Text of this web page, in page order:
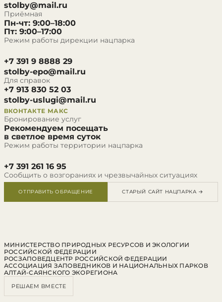
stolby@mail.ru
Приёмная
Пн-чт: 9:00–18:00
Пт: 9:00–17:00
Режим работы дирекции нацпарка
+7 391 9 8888 29
stolby-epo@mail.ru
Для справок
+7 913 830 52 03
stolby-uslugi@mail.ru
ВКОНТАКТЕ МАКС
Бронирование услуг
Рекомендуем посещать
в светлое время суток
Режим работы территории нацпарка
+7 391 261 16 95
Сообщить о возгораниях и чрезвычайных ситуациях
ОТПРАВИТЬ ОБРАЩЕНИЕ СТАРЫЙ САЙТ НАЦПАРКА →
МИНИСТЕРСТВО ПРИРОДНЫХ РЕСУРСОВ И ЭКОЛОГИИ
РОССИЙСКОЙ ФЕДЕРАЦИИ
РОСЗАПОВЕДЦЕНТР РОССИЙСКОЙ ФЕДЕРАЦИИ
АССОЦИАЦИЯ ЗАПОВЕДНИКОВ И НАЦИОНАЛЬНЫХ ПАРКОВ
АЛТАЙ-САЯНСКОГО ЭКОРЕГИОНА
РЕШАЕМ ВМЕСТЕ